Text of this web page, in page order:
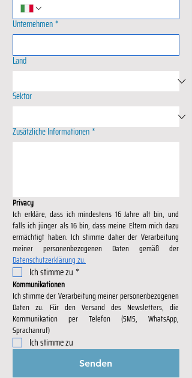
Unternehmen*
Land
Sektor
Zusätzliche Informationen*
Privacy
Ich erkläre, dass ich mindestens 16 Jahre alt bin, und
falls ich jünger als 16 bin, dass meine Eltern mich dazu
ermächtigt haben. Ich stimme daher der Verarbeitung
Datenschutzerklärung zu.
Ich stimme zu *
Kommunikationen
Ich stimme der Verarbeitung meiner personenbezogenen
Daten zu. Für den Versand des Newsletters, die
Kommunikation per Telefon (SMS, WhatsApp,
Sprachanruf)
Ich stimme zu
Senden